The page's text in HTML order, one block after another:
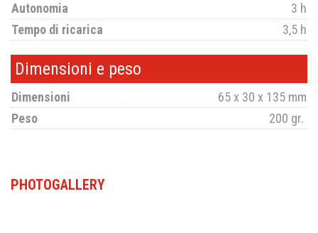
Autonomia
3 h
Tempo di ricarica
3,5 h
Dimensioni e peso
Dimensioni
65 x 30 x 135 mm
Peso
200 gr.
PHOTOGALLERY